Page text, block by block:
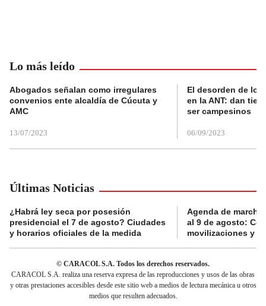
Lo más leído
Abogados señalan como irregulares
convenios ente alcaldía de Cúcuta y
AMC
13/07/2023
El desorden de
en la ANT: dan
ser campesinos
06/09/2023
Últimas Noticias
¿Habrá ley seca por posesión
presidencial el 7 de agosto? Ciudades
y horarios oficiales de la medida
Agenda de
al 9 de agosto:
movilizaciones y
© CARACOL S.A. Todos los derechos reservados.
CARACOL S.A. realiza una reserva expresa de las reproducciones y usos de las obras
y otras prestaciones accesibles desde este sitio web a medios de lectura mecánica u otros
medios que resulten adecuados.